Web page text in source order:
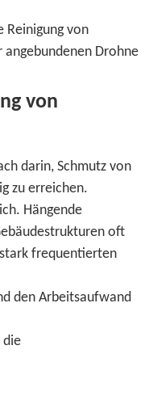
Reinigung von
Drohne
von
darin, Schmutz von
zu erreichen.
Hängende
oft
frequentierten
den Arbeitsaufwand